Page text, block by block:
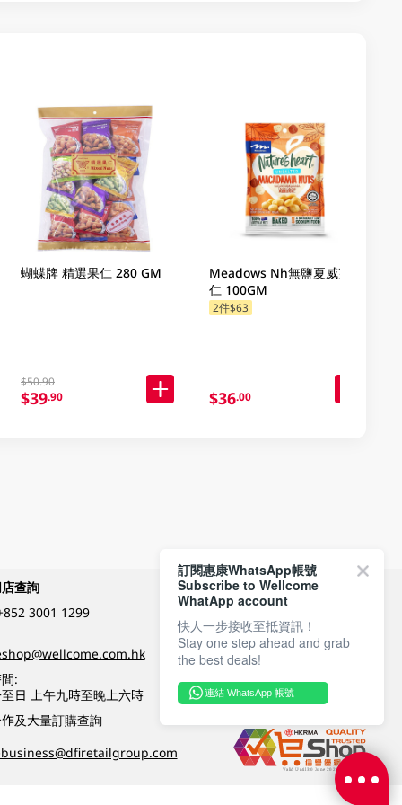
蝴蝶牌 精選果仁 280 GM
$50.90
$39.90
Meadows Nh無鹽夏威夷果
仁 100GM
2件$63
$36.00
查詢
3001 1299
:
日 上午九時至晚上六時
及大量訂購查詢
付款方式
關注我們
訂閱惠康WhatsApp帳號
Subscribe to Wellcome
WhatApp account
快人一步接收至抵資訊！
Stay one step ahead and grab
the best deals!
連結 WhatsApp 帳號